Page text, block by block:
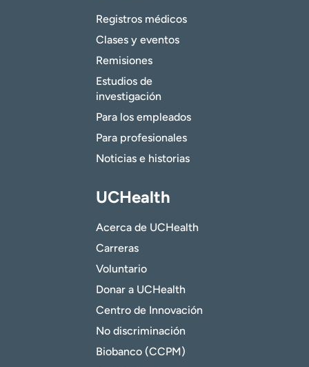
Registros médicos
Clases y eventos
Remisiones
Estudios de
investigación
Para los empleados
Para profesionales
Noticias e historias
UCHealth
Acerca de UCHealth
Carreras
Voluntario
Donar a UCHealth
Centro de Innovación
No discriminación
Biobanco (CCPM)